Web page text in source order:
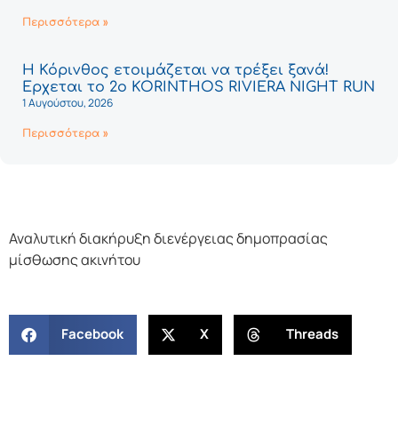
Περισσότερα »
Η Κόρινθος ετοιμάζεται να τρέξει ξανά!
Έρχεται το 2ο KORINTHOS RIVIERA NIGHT RUN
1 Αυγούστου, 2026
Περισσότερα »
Αναλυτική διακήρυξη διενέργειας δημοπρασίας
μίσθωσης ακινήτου
Facebook X Threads